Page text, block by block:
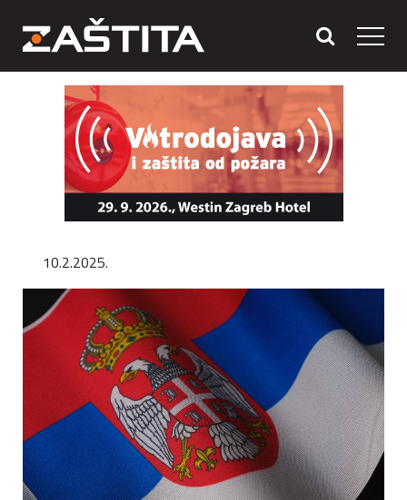
10.2.2025.